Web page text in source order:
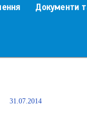
Документи
31.07.2014